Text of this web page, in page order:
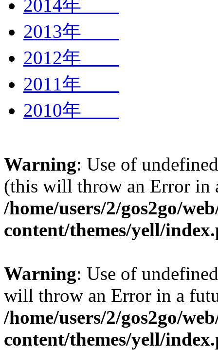
2014年
2013年
2012年
2011年
2010年
Warning: Use of
(this will throw an Error in
/home/users/2/gos2go/
content/themes/yell/
Warning: Use of
will throw an Error in a
/home/users/2/gos2go/
content/themes/yell/